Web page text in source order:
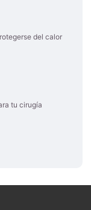
del calor
tu cirugía